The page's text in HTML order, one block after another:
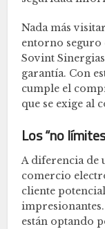
Nada más
entorno seguro
Sovint
garantía. Con
cumple el
que se exige al
Los “no
A diferencia de
comercio
cliente
están optando